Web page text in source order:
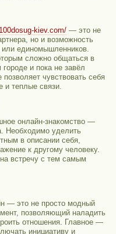
kiev.com/— это не
но и возможность
единомышленников.
сложно общаться в
и пока не завёл
чувствовать себя
теплые связи.
онлайн-знакомство —
Необходимо уделить
в описании себя,
к другому человеку.
встречу с тем самым
— это не просто модный
позволяющий наладить
отношения. Главное —
инициативу и